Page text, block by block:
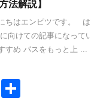
法解説】
ちはエンピツです。
向けての記事になって
すめ パスをもっと上 ...
Li